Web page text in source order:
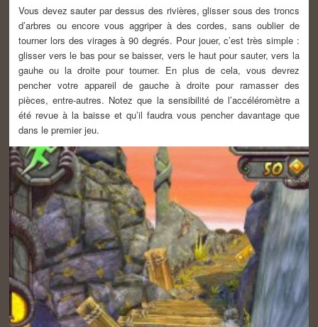
Vous devez sauter par dessus des rivières, glisser sous des troncs
d’arbres ou encore vous aggriper à des cordes, sans oublier de
tourner lors des virages à 90 degrés. Pour jouer, c’est très simple :
glisser vers le bas pour se baisser, vers le haut pour sauter, vers la
gauhe ou la droite pour tourner. En plus de cela, vous devrez
pencher votre appareil de gauche à droite pour ramasser des
pièces, entre-autres. Notez que la sensibilité de l’accéléromètre a
été revue à la baisse et qu’il faudra vous pencher davantage que
dans le premier jeu.